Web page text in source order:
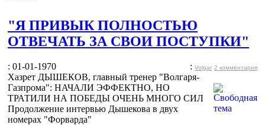
"Я ПРИВЫК ПОЛНОСТЬЮ
ОТВЕЧАТЬ ЗА СВОИ ПОСТУПКИ"
: 01-01-1970 : Volgar 2 комментария
Хазрет ДЫШЕКОВ, главный тренер "Волгаря-
Газпрома": НАЧАЛИ ЭФФЕКТНО, НО
ТРАТИЛИ НА ПОБЕДЫ ОЧЕНЬ МНОГО СИЛ
Продолжение интервью Дышекова в двух
номерах "Форварда"